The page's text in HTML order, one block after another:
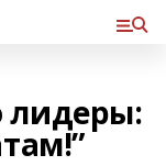
лидеры: